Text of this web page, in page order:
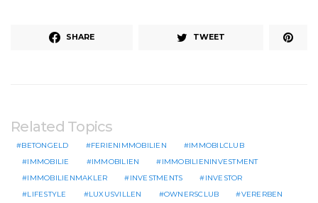
SHARE TWEET
Related Topics
BETONGELD FERIENIMMOBILIEN
IMMOBILCLUB
IMMOBILIE
IMMOBILIEN
IMMOBILIENINVESTMENT
IMMOBILIENMAKLER
INVESTMENTS
INVESTOR
LIFESTYLE
LUXUSVILLEN OWNERSCLUB
VERERBEN